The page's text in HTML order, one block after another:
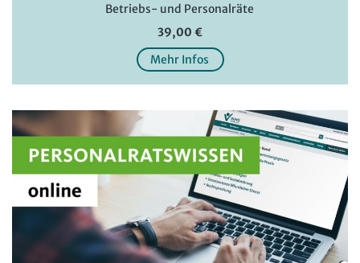
Betriebs- und Personalräte
39,00 €
Mehr Infos